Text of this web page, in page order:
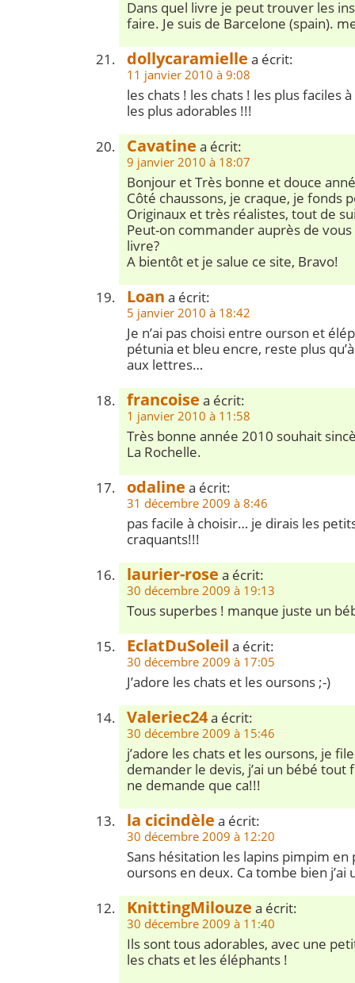
Dans quel livre je peut trouver les
faire. Je suis de Barcelone (spain).
dollycaramielle a écrit:
11 janvier 2010 à 9:08
les chats ! les chats ! les plus faciles
les plus adorables !!!
Cavatine a écrit:
9 janvier 2010 à 18:07
Bonjour et Très bonne et douce
Côté chaussons, je craque, je fonds
Originaux et très réalistes, tout de
Peut-on commander auprès de
livre?
A bientôt et je salue ce site, Bravo!
Loan a écrit:
5 janvier 2010 à 18:42
Je n’ai pas choisi entre ourson et
pétunia et bleu encre, reste plus
aux lettres…
francoise a écrit:
1 janvier 2010 à 11:58
Très bonne année 2010 souhait
La Rochelle.
odaline a écrit:
31 décembre 2009 à 8:46
pas facile à choisir… je dirais les
craquants!!!
laurier-rose a écrit:
30 décembre 2009 à 19:13
Tous superbes ! manque juste un
EclatDuSoleil a écrit:
30 décembre 2009 à 17:05
J’adore les chats et les oursons ;-)
Valeriec24a écrit:
30 décembre 2009 à 15:46
j’adore les chats et les oursons, je
demander le devis, j’ai un bébé tout
ne demande que ca!!!
la cicindèle a écrit:
30 décembre 2009 à 12:20
Sans hésitation les lapins pimpim
oursons en deux. Ca tombe bien j’ai
KnittingMilouze a écrit:
30 décembre 2009 à 11:40
Ils sont tous adorables, avec une
les chats et les éléphants !